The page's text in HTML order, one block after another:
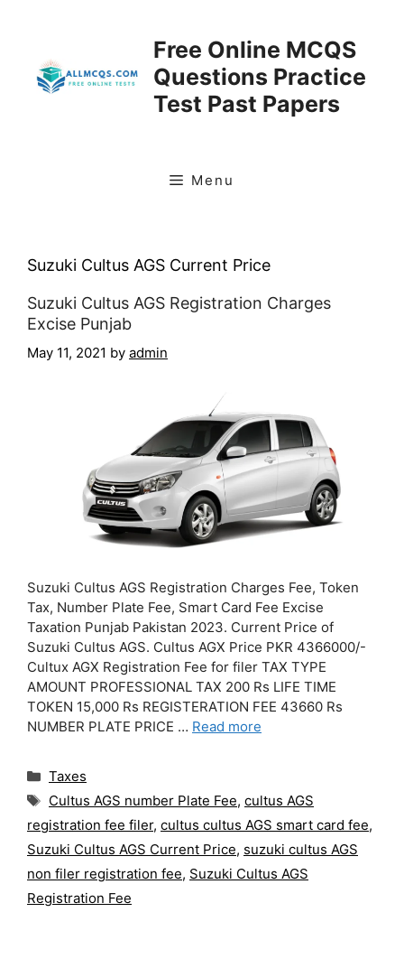
Free Online MCQS
Questions Practice
Test Past Papers
Menu
Suzuki Cultus AGS Current Price
Suzuki Cultus AGS Registration Charges
Excise Punjab
May 11, 2021 by admin
Suzuki Cultus AGS Registration Charges Fee, Token
Tax, Number Plate Fee, Smart Card Fee Excise
Taxation Punjab Pakistan 2023. Current Price of
Suzuki Cultus AGS. Cultus AGX Price PKR 4366000/-
Cultux AGX Registration Fee for filer TAX TYPE
AMOUNT PROFESSIONAL TAX 200 Rs LIFE TIME
TOKEN 15,000 Rs REGISTERATION FEE 43660 Rs
NUMBER PLATE PRICE … Read more
Categories
Taxes
Tags
Cultus AGS number Plate Fee, cultus AGS
registration fee filer, cultus cultus AGS smart card fee,
Suzuki Cultus AGS Current Price, suzuki cultus AGS
non filer registration fee, Suzuki Cultus AGS
Registration Fee